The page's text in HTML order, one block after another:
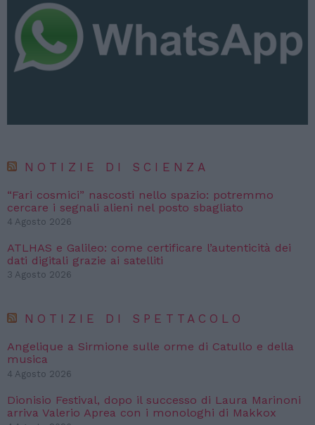
NOTIZIE DI SCIENZA
“Fari cosmici” nascosti nello spazio: potremmo
cercare i segnali alieni nel posto sbagliato
4 Agosto 2026
ATLHAS e Galileo: come certificare l’autenticità dei
dati digitali grazie ai satelliti
3 Agosto 2026
NOTIZIE DI SPETTACOLO
Angelique a Sirmione sulle orme di Catullo e della
musica
4 Agosto 2026
Dionisio Festival, dopo il successo di Laura Marinoni
arriva Valerio Aprea con i monologhi di Makkox